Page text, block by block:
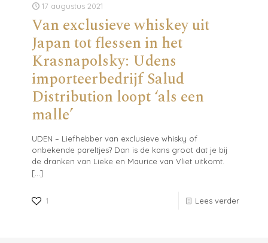
17 augustus 2021
Van exclusieve whiskey uit
Japan tot flessen in het
Krasnapolsky: Udens
importeerbedrijf Salud
Distribution loopt ‘als een
malle’
UDEN – Liefhebber van exclusieve whisky of
onbekende pareltjes? Dan is de kans groot dat je bij
de dranken van Lieke en Maurice van Vliet uitkomt.
[…]
1 Lees verder